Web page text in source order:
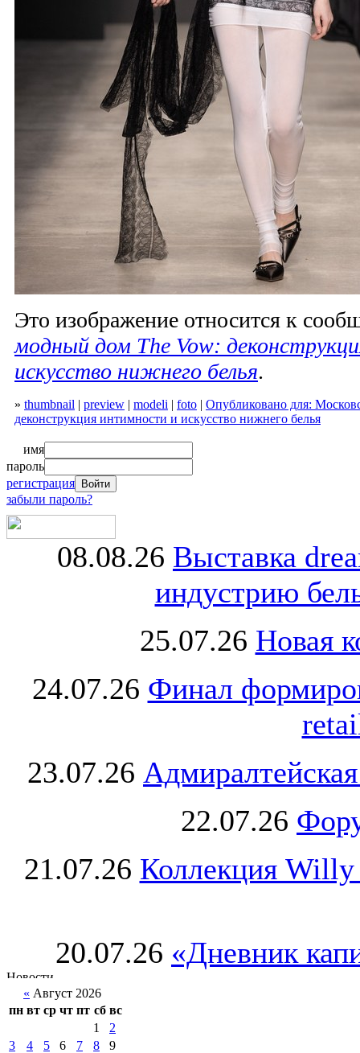
Это изображение относится к
модный дом The Vow:
искусство нижнего белья.
» thumbnail | preview | modeli | foto | Опубликовано для:
деконструкция интимности и искусство нижнего белья
имя
пароль
регистрация
забыли пароль?
08.08.26 Выставка
индустрию
25.07.26 Новая
24.07.26 Финал
23.07.26
22.07.26
21.07.26 Коллекция Willy
20.07.26 «Дневник
« Август 2026
пн вт ср чт пт сб вс
1
2
3
4 5 6 7 8
9